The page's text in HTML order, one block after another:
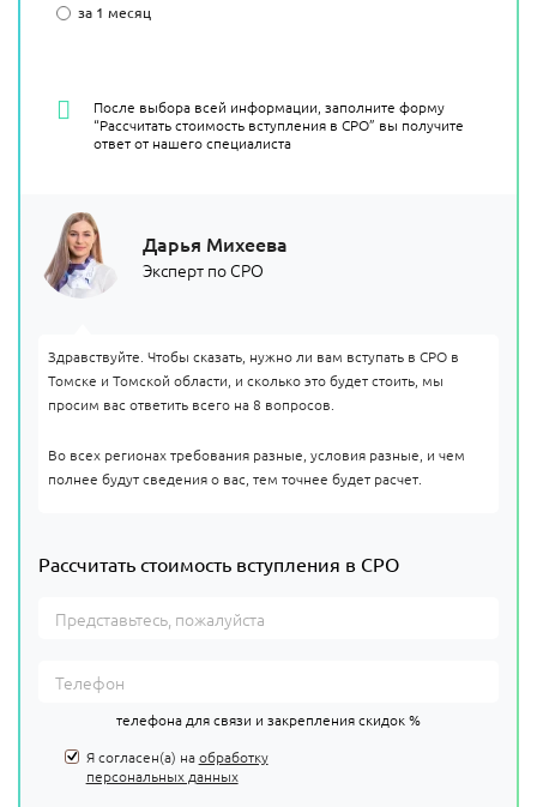
за 1 месяц
После выбора всей информации, заполните форму
“Рассчитать стоимость вступления в СРО” вы получите
ответ от нашего специалиста
Дарья Михеева
Эксперт по СРО
Здравствуйте. Чтобы сказать, нужно ли вам вступать в СРО в
Томске и Томской области, и сколько это будет стоить, мы
просим вас ответить всего на 8 вопросов.
Во всех регионах требования разные, условия разные, и чем
полнее будут сведения о вас, тем точнее будет расчет.
Рассчитать стоимость вступления в СРО
телефона для связи и закрепления скидок %
Я согласен(а) наобработку
персональных данных